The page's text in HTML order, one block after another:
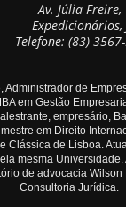
Av. Júlia
Expedicionários,
Telefone: (83)
Administrador de
em Gestão
empresário,
em Direito
Clássica de Lisboa.
mesma
de advocacia Wilson
Consultoria Jurídica.